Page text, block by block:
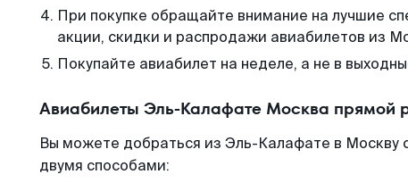
При покупке обращайте внимание на лучшие
акции, скидки и распродажи авиабилетов из
Покупайте авиабилет на неделе, а не в
Авиабилеты Эль-Калафате Москва прямой
Вы можете добраться из Эль-Калафате в Москву
двумя способами: